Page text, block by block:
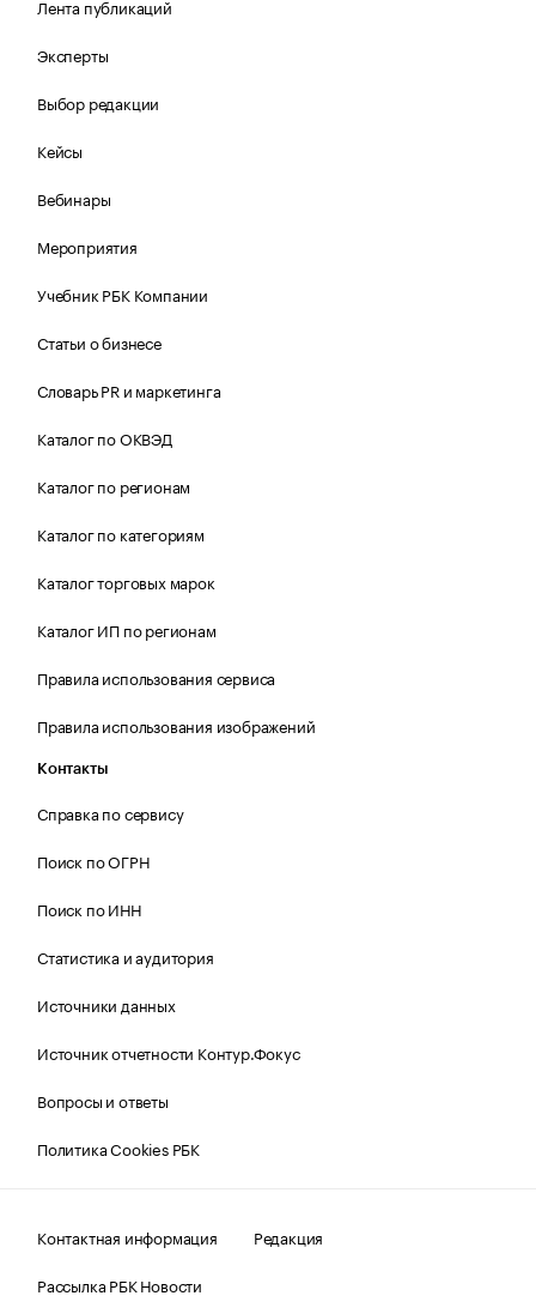
Лента публикаций
Эксперты
Выбор редакции
Кейсы
Вебинары
Мероприятия
Учебник РБК Компании
Статьи о бизнесе
Словарь PR и маркетинга
Каталог по ОКВЭД
Каталог по регионам
Каталог по категориям
Каталог торговых марок
Каталог ИП по регионам
Правила использования сервиса
Правила использования изображений
Контакты
Справка по сервису
Поиск по ОГРН
Поиск по ИНН
Статистика и аудитория
Источники данных
Источник отчетности Контур.Фокус
Вопросы и ответы
Политика Cookies РБК
Контактная информация
Редакция
Рассылка РБК Новости